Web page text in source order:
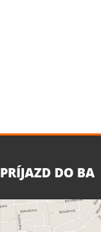
PRÍJAZD DO BA